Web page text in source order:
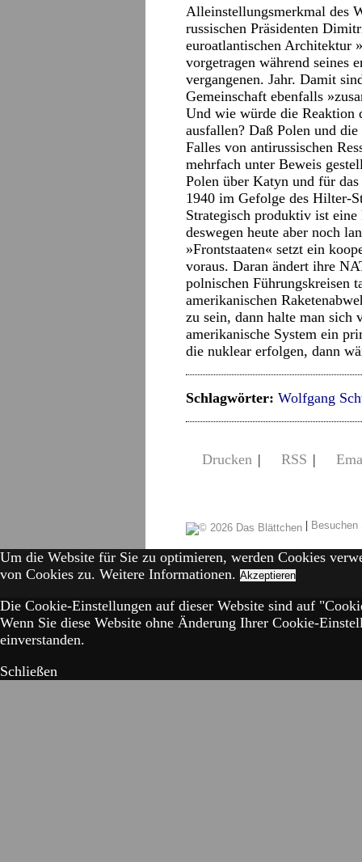
Alleinstellungsmerkmal des
russischen Präsidenten
euroatlantischen Architektur
vorgetragen während seines
vergangenen. Jahr. Damit
Gemeinschaft ebenfalls
Und wie würde die Reaktion
ausfallen? Daß Polen und
Falles von antirussischen
mehrfach unter Beweis
Polen über Katyn und für
1940 im Gefolge des Hilter-
Strategisch produktiv ist
deswegen heute aber noch
»Frontstaaten« setzt ein
voraus. Daran ändert ihre
polnischen Führungskreisen
amerikanischen
zu sein, dann halte man
amerikanische System ein
die nuklear erfolgen, dann
Schlagwörter: Wolfgang
Drucken | RSS |
|
Um die Website für Sie zu optimieren, werden Cookies
von Cookies zu. Weitere Informationen. Akzeptieren
Die Cookie-Einstellungen auf dieser Website sind auf
Wenn Sie diese Website ohne Änderung Ihrer Cookie-
einverstanden.
Schließen